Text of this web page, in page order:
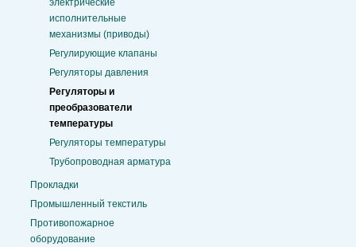
исполнительные
механизмы (приводы)
Регулирующие клапаны
Регуляторы давления
Регуляторы и
преобразователи
температуры
Регуляторы температуры
Трубопроводная арматура
Прокладки
Промышленный текстиль
Противопожарное
оборудование